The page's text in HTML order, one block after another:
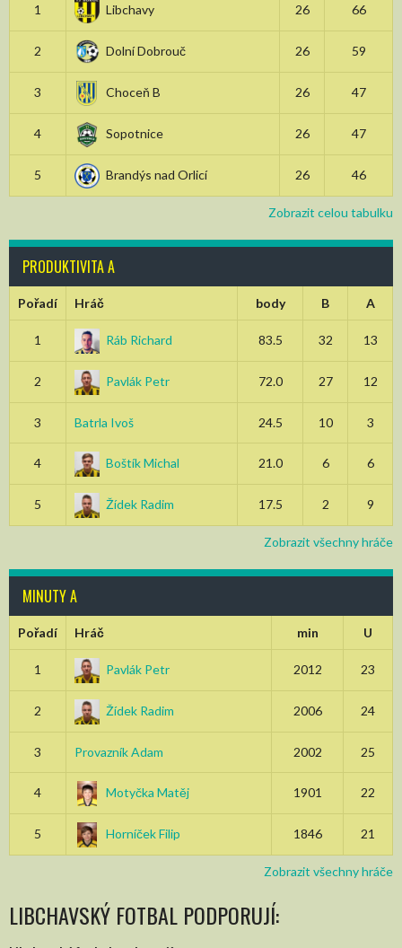
1 Libchavy 26 66
2 Dolní Dobrouč 26 59
3 Choceň B 26 47
4 Sopotnice 26 47
5 Brandýs nad Orlicí 26 46
Zobrazit celou tabulku
PRODUKTIVITA A
Pořadí Hráč body B A
1 Ráb Richard 83.5 32 13
2 Pavlák Petr 72.0 27 12
3 Batrla Ivoš 24.5 10 3
4 Boštík Michal 21.0 6 6
5 Žídek Radim 17.5 2 9
Zobrazit všechny hráče
MINUTY A
Pořadí Hráč min U
1 Pavlák Petr 2012 23
2 Žídek Radim 2006 24
3 Provazník Adam 2002 25
4 Motyčka Matěj 1901 22
5 Horníček Filip 1846 21
Zobrazit všechny hráče
LIBCHAVSKÝ FOTBAL PODPORUJÍ: